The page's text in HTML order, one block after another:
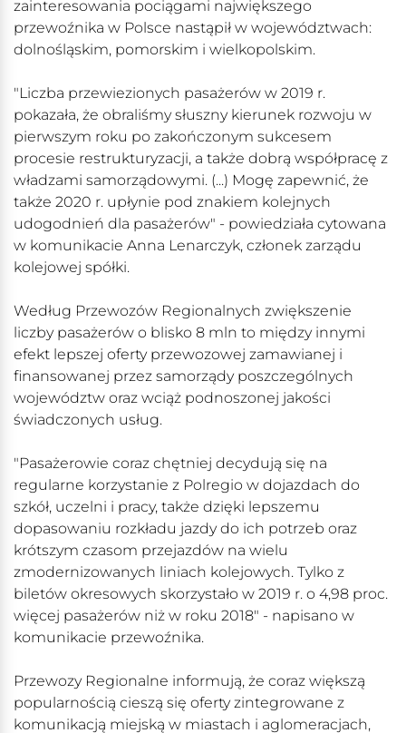
zainteresowania pociągami największego
przewoźnika w Polsce nastąpił w województwach:
dolnośląskim, pomorskim i wielkopolskim.
"Liczba przewiezionych pasażerów w 2019 r.
pokazała, że obraliśmy słuszny kierunek rozwoju w
pierwszym roku po zakończonym sukcesem
procesie restrukturyzacji, a także dobrą współpracę z
władzami samorządowymi. (...) Mogę zapewnić, że
także 2020 r. upłynie pod znakiem kolejnych
udogodnień dla pasażerów" - powiedziała cytowana
w komunikacie Anna Lenarczyk, członek zarządu
kolejowej spółki.
Według Przewozów Regionalnych zwiększenie
liczby pasażerów o blisko 8 mln to między innymi
efekt lepszej oferty przewozowej zamawianej i
finansowanej przez samorządy poszczególnych
województw oraz wciąż podnoszonej jakości
świadczonych usług.
"Pasażerowie coraz chętniej decydują się na
regularne korzystanie z Polregio w dojazdach do
szkół, uczelni i pracy, także dzięki lepszemu
dopasowaniu rozkładu jazdy do ich potrzeb oraz
krótszym czasom przejazdów na wielu
zmodernizowanych liniach kolejowych. Tylko z
biletów okresowych skorzystało w 2019 r. o 4,98 proc.
więcej pasażerów niż w roku 2018" - napisano w
komunikacie przewoźnika.
Przewozy Regionalne informują, że coraz większą
popularnością cieszą się oferty zintegrowane z
komunikacją miejską w miastach i aglomeracjach,